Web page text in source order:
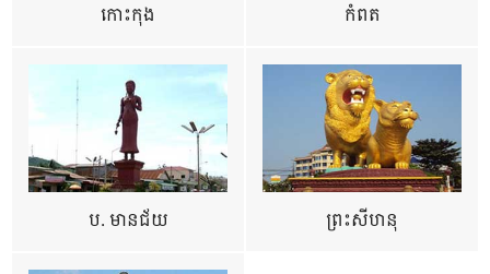
កោះកុង កំពត
ប. មានជ័យ ព្រះសីហនុ